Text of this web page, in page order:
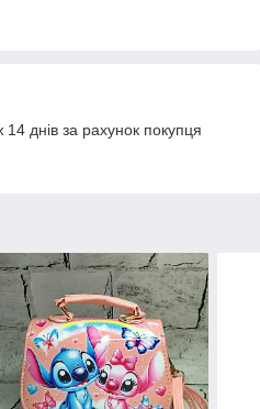
днів за рахунок покупця